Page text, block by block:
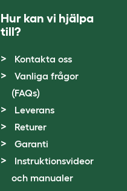
Hur kan vi hjälpa
till?
Kontakta oss
Vanliga frågor
(FAQs)
Leverans
Returer
Garanti
Instruktionsvideor
och manualer